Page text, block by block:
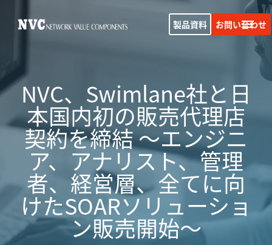
製品資料 お問い合わせ
NVC、Swimlane社と日
本国内初の販売代理店
契約を締結 ～エンジニ
ア、アナリスト、管理
者、経営層、全てに向
けたSOARソリューショ
ン販売開始～